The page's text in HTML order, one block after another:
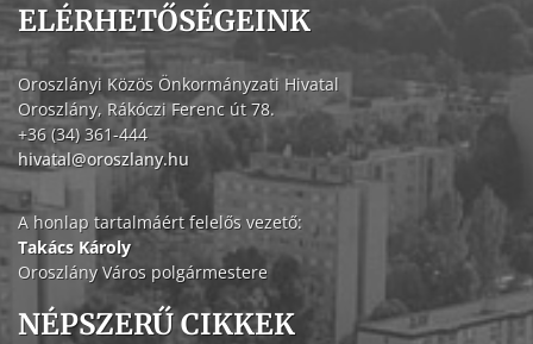
ELÉRHETŐSÉGEINK
Oroszlányi Közös Önkormányzati Hivatal
Oroszlány, Rákóczi Ferenc út 78.
+36 (34) 361-444
hivatal@oroszlany.hu
A honlap tartalmáért felelős vezető:
Takács Károly
Oroszlány Város polgármestere
NÉPSZERŰ CIKKEK